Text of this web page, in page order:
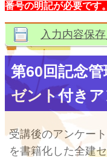
番号の明記が必要です。